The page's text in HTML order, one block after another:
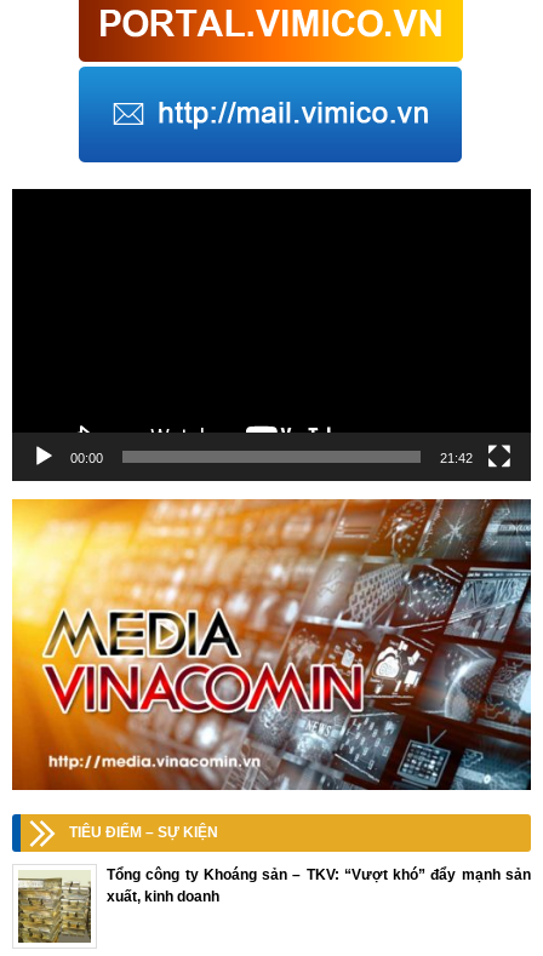
00:00 21:42
TIÊU ĐIỂM – SỰ KIỆN
Tổng công ty Khoáng sản – TKV: “Vượt khó” đẩy mạnh sản
xuất, kinh doanh